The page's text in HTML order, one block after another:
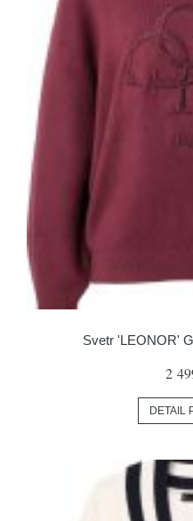
Svetr 'LEONOR'
2
DETAIL